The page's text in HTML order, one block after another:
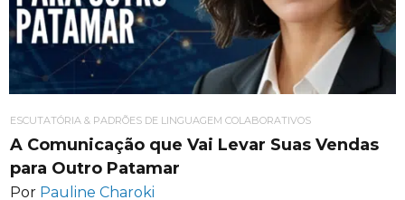
ESCUTATÓRIA & PADRÕES DE LINGUAGEM COLABORATIVOS
A Comunicação que Vai Levar Suas Vendas
para Outro Patamar
Por Pauline Charoki